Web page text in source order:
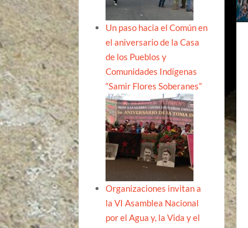
Un paso hacia el Común en
el aniversario de la Casa
de los Pueblos y
Comunidades Indígenas
“Samir Flores Soberanes”
Organizaciones invitan a
la VI Asamblea Nacional
por el Agua y, la Vida y el